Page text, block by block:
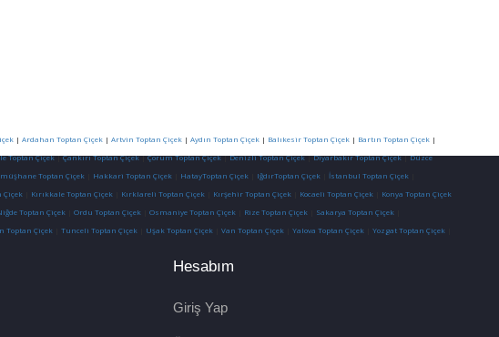
| Ardahan Toptan Çiçek| Artvin Toptan Çiçek| Aydın Toptan Çiçek| Balıkesir Toptan Çiçek| Bartın Toptan Çiçek|
Toptan Çiçek|Çankırı Toptan Çiçek|Çorum Toptan Çiçek|Denizli Toptan Çiçek|Diyarbakır Toptan Çiçek|Düzce
Toptan Çiçek Hakkari Toptan Çiçek HatayToptan Çiçek IğdırToptan Çiçek İstanbul Toptan Çiçek
Çiçek Kırıkkale Toptan Çiçek Kırklareli Toptan Çiçek Kırşehir Toptan Çiçek Kocaeli Toptan Çiçek
Konya Toptan Çiçek
Toptan Çiçek Ordu Toptan Çiçek Osmaniye Toptan Çiçek Rize Toptan Çiçek Sakarya Toptan Çiçek
Toptan Çiçek Tunceli Toptan Çiçek Uşak Toptan Çiçek Van Toptan Çiçek Yalova Toptan Çiçek Yozgat Toptan Çiçek
Hesabım
Giriş Yap